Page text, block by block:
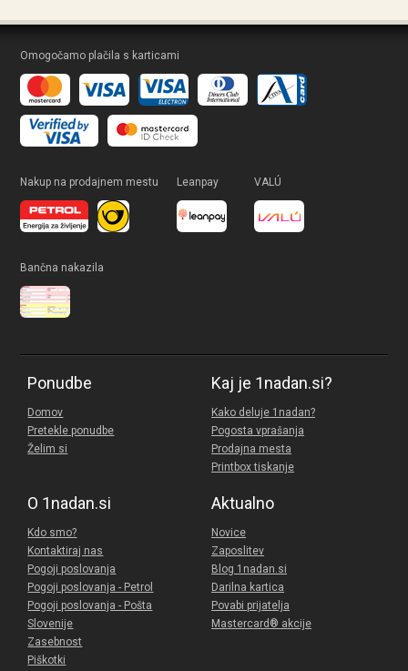
Omogočamo plačila s karticami
Nakup na prodajnem mestu Leanpay VALÚ
Bančna nakazila
Ponudbe
Domov
Pretekle ponudbe
Želim si
Kaj je 1nadan.si?
Kako deluje 1nadan?
Pogosta vprašanja
Prodajna mesta
Printbox tiskanje
O 1nadan.si
Kdo smo?
Kontaktiraj nas
Pogoji poslovanja
Pogoji poslovanja - Petrol
Pogoji poslovanja - Pošta
Slovenije
Zasebnost
Piškotki
Aktualno
Novice
Zaposlitev
Blog 1nadan.si
Darilna kartica
Povabi prijatelja
Mastercard® akcije